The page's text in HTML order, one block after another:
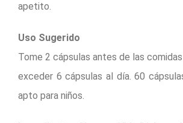
apetito.
Uso Sugerido
Tome 2 cápsulas antes de las
exceder 6 cápsulas al día. 60
apto para niños.